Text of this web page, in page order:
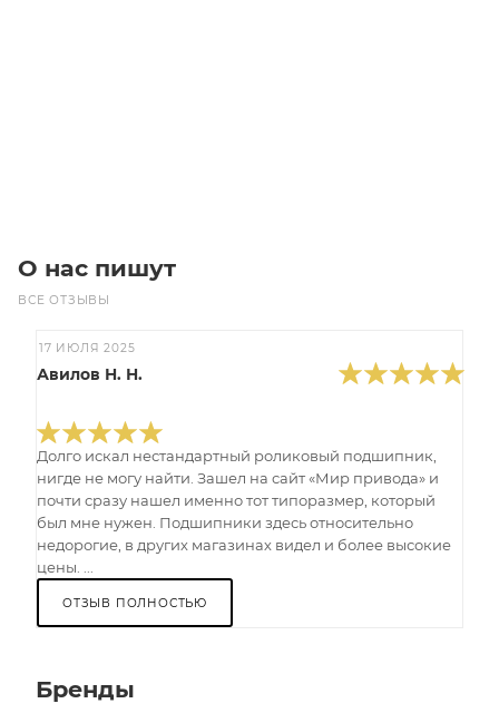
О нас пишут
ВСЕ ОТЗЫВЫ
17 ИЮЛЯ 2025
Авилов Н. Н.
Долго искал нестандартный роликовый подшипник,
нигде не могу найти. Зашел на сайт «Мир привода» и
почти сразу нашел именно тот типоразмер, который
был мне нужен. Подшипники здесь относительно
недорогие, в других магазинах видел и более высокие
цены. ...
ОТЗЫВ ПОЛНОСТЬЮ
Бренды